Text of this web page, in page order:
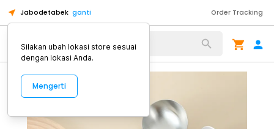
Jabodetabek ganti Order Tracking
Alat Kopi
Silakan ubah lokasi store sesuai
dengan lokasi Anda.
Mengerti